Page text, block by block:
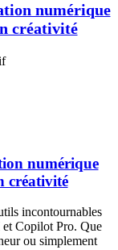
numérique
créativité
numérique
créativité
incontournables
Copilot Pro. Que
ou simplement